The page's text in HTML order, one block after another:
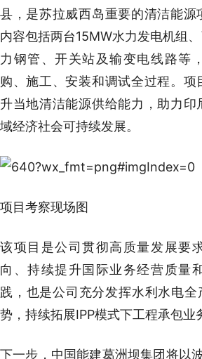
县，是苏拉威西岛重要的清洁能源
内容包括两台15MW水力发电机组
力钢管、开关站及输变电线路等
购、施工、安装和调试全过程。项
升当地清洁能源供给能力，助力印
域经济社会可持续发展。
项目考察现场图
该项目是公司贯彻高质量发展要
向、持续提升国际业务经营质量
践，也是公司充分发挥水利水电全
势，持续拓展IPP模式下工程承包业
下一步，中国能建葛洲坝集团将以